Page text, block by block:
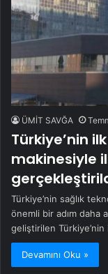
ÜMİT SAVĞA
Türkiye’nin
makinesiyle
Türkiye’nin sağlık
önemli bir adım daha
geliştirilen
Devamını Oku »